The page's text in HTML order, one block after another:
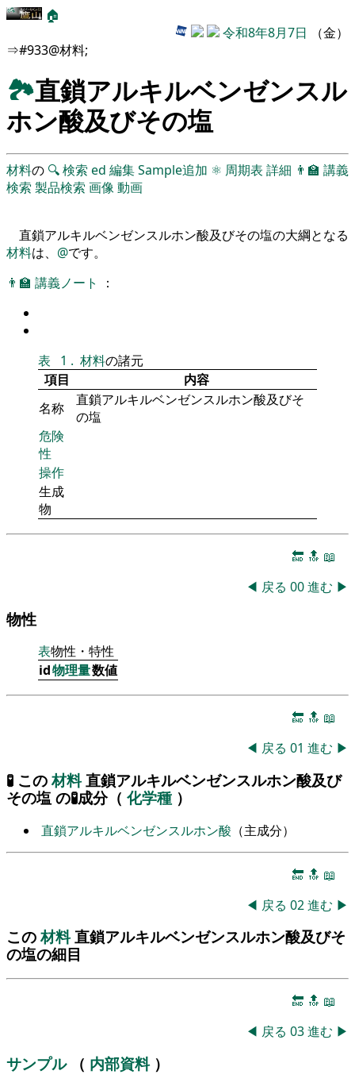
🏠
令和8年8月7日 （金）
⇒#933@材料;
🏞直鎖アルキルベンゼンスル
ホン酸及びその塩
材料の 🔍検索 ed 編集Sample追加 ⚛ 周期表 詳細 👨‍🏫 講義
検索 製品検索 画像動画
直鎖アルキルベンゼンスルホン酸及びその塩の大綱となる
材料は、 @です。
👨‍🏫 講義ノート ：
表 1 . 材料の諸元
項目
内容
名称
直鎖アルキルベンゼンスルホン酸及びそ
の塩
危険
性
操作
生成
物
🔚 🔝 📖
◀ 戻る 00進む ▶
物性
表物性・特性
id物理量数値
🔚 🔝 📖
◀ 戻る 01 進む ▶
🧪 この材料直鎖アルキルベンゼンスルホン酸及び
その塩 の🧪成分（ 化学種 ）
直鎖アルキルベンゼンスルホン酸 （主成分）
🔚 🔝 📖
◀ 戻る 02進む ▶
この材料直鎖アルキルベンゼンスルホン酸及びそ
の塩の細目
🔚 🔝 📖
◀ 戻る 03進む ▶
サンプル （ 内部資料 ）